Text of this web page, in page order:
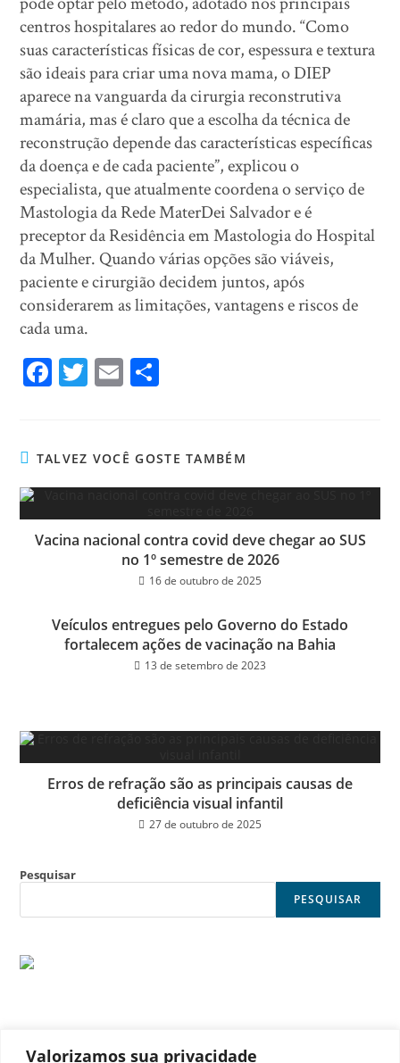
Valorizamos sua privacidade
centros hospitalares ao redor do mundo. “Como
suas características físicas de cor, espessura e textura
são ideais para criar uma nova mama, o DIEP
aparece na vanguarda da cirurgia reconstrutiva
mamária, mas é claro que a escolha da técnica de
reconstrução depende das características específicas
da doença e de cada paciente”, explicou o
especialista, que atualmente coordena o serviço de
Mastologia da Rede MaterDei Salvador e é
preceptor da Residência em Mastologia do Hospital
da Mulher. Quando várias opções são viáveis,
paciente e cirurgião decidem juntos, após
considerarem as limitações, vantagens e riscos de
cada uma.
Fa
ok
T
er
E
TALVEZ VOCÊ GOSTE TAMBÉM
Vacina nacional contra covid deve chegar ao SUS
no 1º semestre de 2026
16 de outubro de 2025
Veículos entregues pelo Governo do Estado
fortalecem ações de vacinação na Bahia
13 de setembro de 2023
Erros de refração são as principais causas de
deficiência visual infantil
27 de outubro de 2025
Pesquisar
PESQUISAR